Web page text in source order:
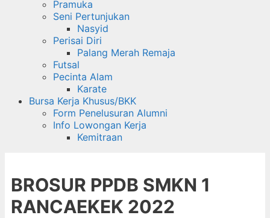
Pramuka
Seni Pertunjukan
Nasyid
Perisai Diri
Palang Merah Remaja
Futsal
Pecinta Alam
Karate
Bursa Kerja Khusus/BKK
Form Penelusuran Alumni
Info Lowongan Kerja
Kemitraan
BROSUR PPDB SMKN 1
RANCAEKEK 2022